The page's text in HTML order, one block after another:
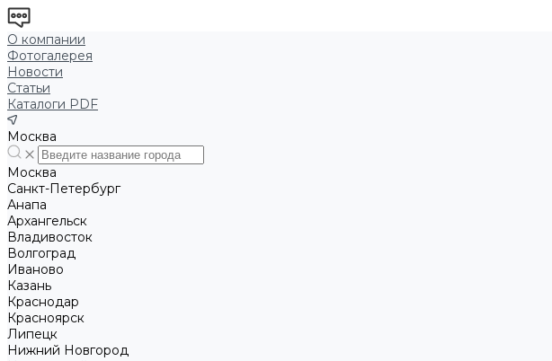
О компании
Фотогалерея
Новости
Статьи
Каталоги PDF
Москва
Москва
Санкт-Петербург
Анапа
Архангельск
Владивосток
Волгоград
Иваново
Казань
Краснодар
Красноярск
Липецк
Нижний Новгород